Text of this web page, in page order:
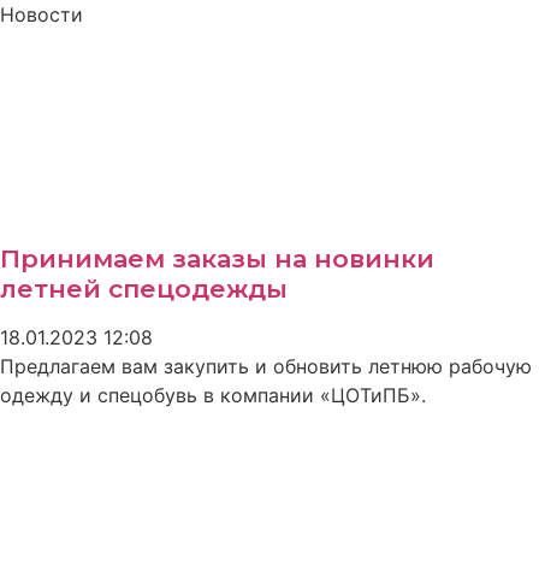
Новости
Принимаем заказы на новинки
летней спецодежды
18.01.2023 12:08
Предлагаем вам закупить и обновить летнюю рабочую
одежду и спецобувь в компании «ЦОТиПБ».